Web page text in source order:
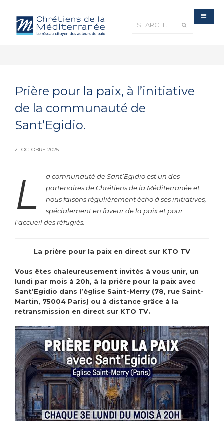
Prière pour la paix, à l’initiative
de la communauté de
Sant’Egidio.
21 OCTOBRE 2025
L
a comnunauté de Sant’Egidio est un des
partenaires de Chrétiens de la Méditerranée et
nous faisons régulièrement écho à ses initiatives,
spécialement en faveur de la paix et pour
l’accueil des réfugiés.
La prière pour la paix en direct sur KTO TV
Vous êtes chaleureusement invités à vous unir, un
lundi par mois à 20h, à la prière pour la paix avec
Sant’Egidio dans l’église Saint-Merry (78, rue Saint-
Martin, 75004 Paris) ou à distance grâce à la
retransmission en direct sur KTO TV.